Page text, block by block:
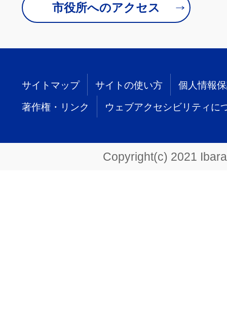
市役所へのアクセス
サイトマップ サイトの使い方 個人情報
著作権・リンク ウェブアクセシビリティに
Copyright(c) 2021